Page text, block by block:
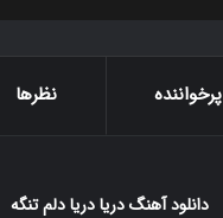
پرخواننده نظرها
دانلود آهنگ دریا دریا دلم تنگه